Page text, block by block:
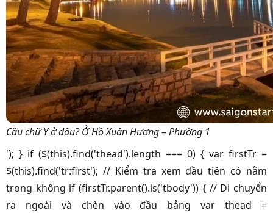
Cầu chữ Y ở đâu? Ở Hồ Xuân Hương – Phường 1
'); } if ($(this).find('thead').length === 0) { var firstTr =
$(this).find('tr:first'); // Kiểm tra xem đầu tiên có nằm
trong không if (firstTr.parent().is('tbody')) { // Di chuyển
ra ngoài và chèn vào đầu bảng var thead =